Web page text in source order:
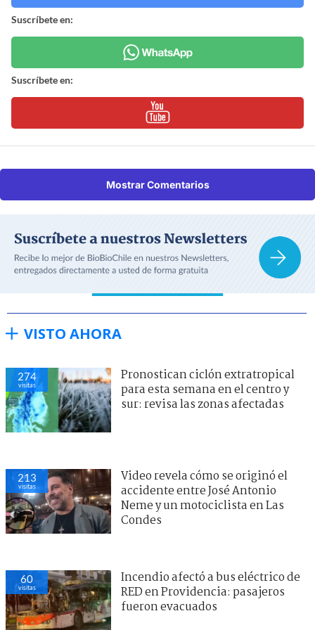
Suscríbete en:
Suscríbete en:
Mostrar Comentarios
VISTO AHORA
274
visitas
Pronostican ciclón extratropical
para esta semana en el centro y
sur: revisa las zonas afectadas
213
visitas
Video revela cómo se originó el
accidente entre José Antonio
Neme y un motociclista en Las
Condes
60
visitas
Incendio afectó a bus eléctrico de
RED en Providencia: pasajeros
fueron evacuados